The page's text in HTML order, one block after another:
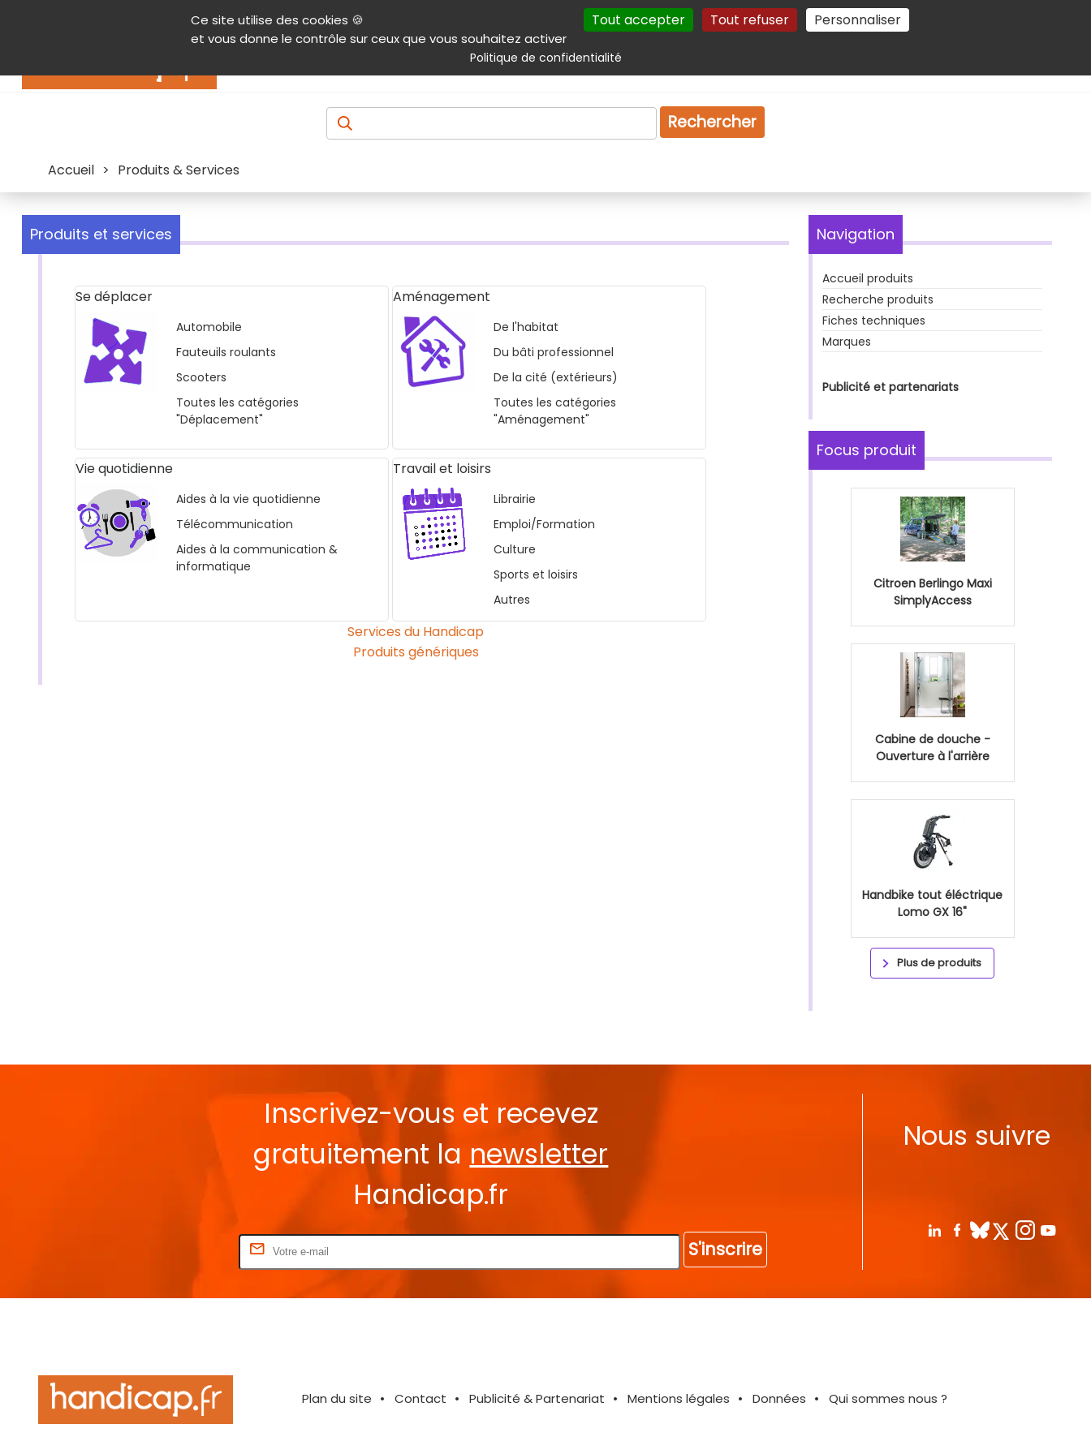
Ce site utilise des cookies 🍪
et vous donne le contrôle sur ceux que vous souhaitez activer
Tout accepter Tout refuser Personnaliser
Politique de confidentialité
Contenu Aide et accessibilité Menu principal Autres services Plan du site Gestion des cookies
Produits & services Emploi Droit
Rechercher
Accueil > Produits & Services
Produits et services
Se déplacer
Automobile
Fauteuils roulants
Scooters
Toutes les catégories
"Déplacement"
Aménagement
De l'habitat
Du bâti professionnel
De la cité (extérieurs)
Toutes les catégories
"Aménagement"
Vie quotidienne
Aides à la vie quotidienne
Télécommunication
Aides à la communication &
informatique
Travail et loisirs
Librairie
Emploi/Formation
Culture
Sports et loisirs
Autres
Services du Handicap
Produits génériques
Navigation
Accueil produits
Recherche produits
Fiches techniques
Marques
Publicité et partenariats
Focus produit
Citroen Berlingo Maxi
SimplyAccess
Cabine de douche -
Ouverture à l'arrière
Handbike tout éléctrique
Lomo GX 16"
Plus de produits
Inscrivez-vous et recevez
gratuitement la newsletter
Handicap.fr
S'inscrire
Nous suivre
Plan du site Contact Publicité & Partenariat Mentions légales Données Qui sommes nous ?